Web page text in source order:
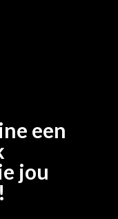
een
jou